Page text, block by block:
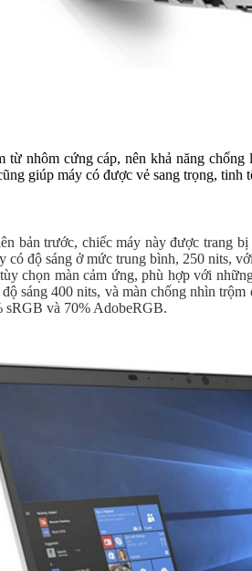
từ nhôm cứng cáp, nên khả năng
giúp máy có được vẻ sang trọng, tinh
bản trước, chiếc máy này được trang
có độ sáng ở mức trung bình, 250 nits,
chọn màn cảm ứng, phù hợp với
sáng 400 nits, và màn chống nhìn
sRGB và 70% AdobeRGB.